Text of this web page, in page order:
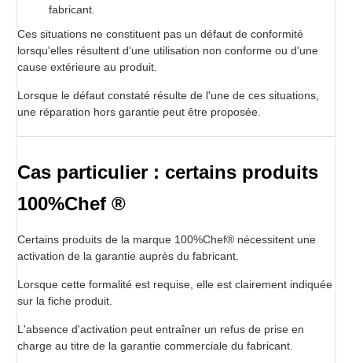
fabricant.
Ces situations ne constituent pas un défaut de conformité
lorsqu'elles résultent d'une utilisation non conforme ou d'une
cause extérieure au produit.
Lorsque le défaut constaté résulte de l'une de ces situations,
une réparation hors garantie peut être proposée.
Cas particulier : certains produits
100%Chef ®
Certains produits de la marque 100%Chef® nécessitent une
activation de la garantie auprès du fabricant.
Lorsque cette formalité est requise, elle est clairement indiquée
sur la fiche produit.
L'absence d'activation peut entraîner un refus de prise en
charge au titre de la garantie commerciale du fabricant.